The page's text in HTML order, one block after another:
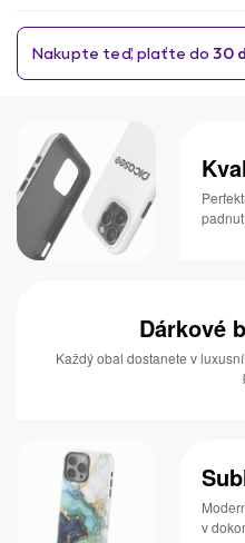
Dárkové
Každý obal dostanete v
v